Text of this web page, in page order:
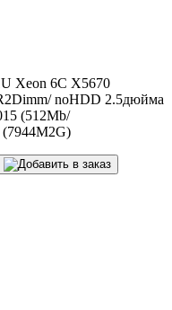
Xeon 6C X5670
noHDD 2.5дюйма
(512Mb/
(7944M2G)